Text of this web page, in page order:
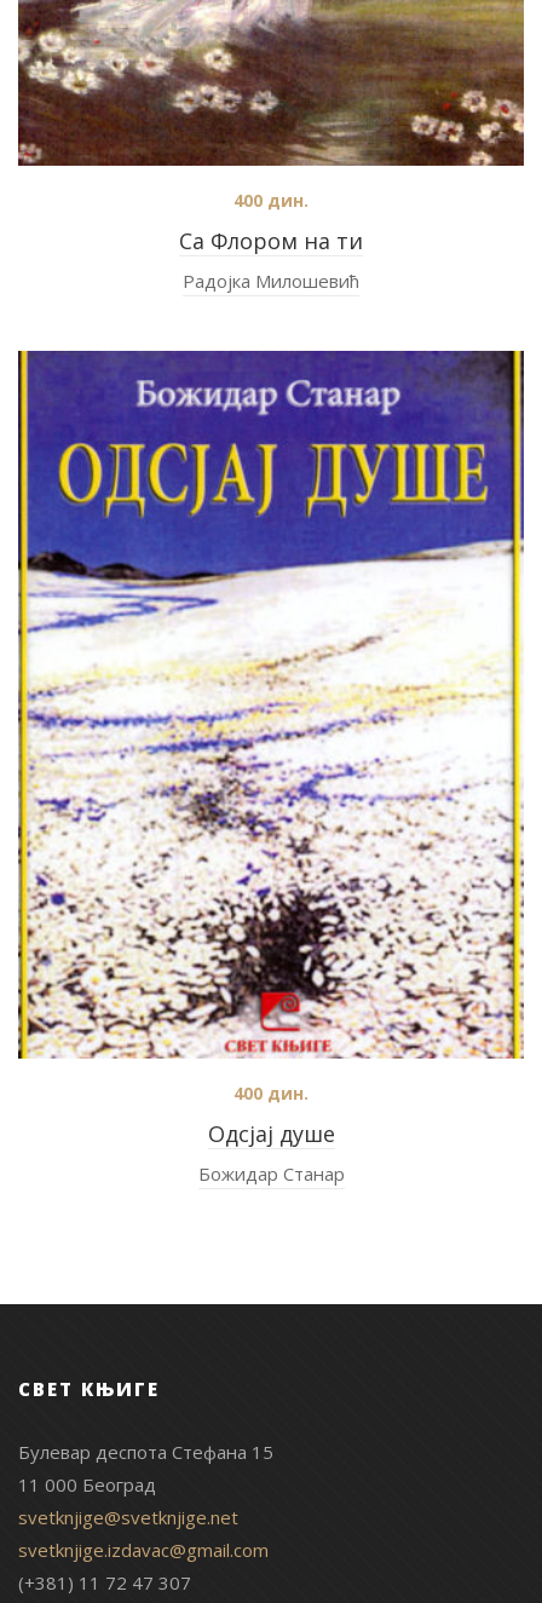
Са Флором на ти
400 дин.
Радојка Милошевић
Одсјај душе
400 дин.
Божидар Станар
СВЕТ КЊИГЕ
Булевар деспота Стефана 15
11 000 Београд
svetknjige@svetknjige.net
svetknjige.izdavac@gmail.com
(+381) 11 72 47 307